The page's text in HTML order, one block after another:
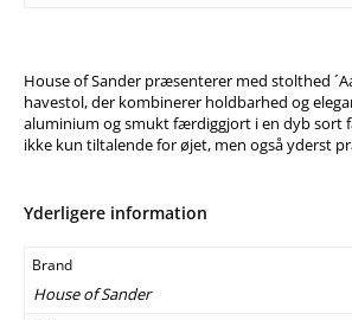
House of Sander præsenterer med stolthed
havestol, der kombinerer holdbarhed og
aluminium og smukt færdiggjort i en dyb sort
ikke kun tiltalende for øjet, men også yderst
Yderligere information
Brand
House of Sander